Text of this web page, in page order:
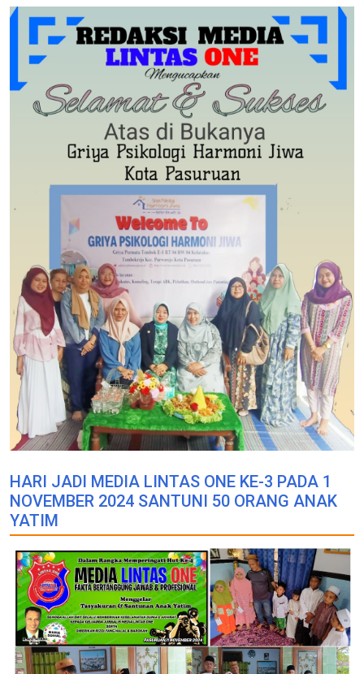
HARI JADI MEDIA LINTAS ONE KE-3 PADA 1
NOVEMBER 2024 SANTUNI 50 ORANG ANAK
YATIM